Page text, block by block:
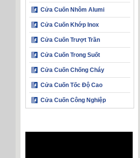
Cửa Cuốn Nhôm Alumi
Cửa Cuốn Khớp Inox
Cửa Cuốn Trượt Trần
Cửa Cuốn Trong Suốt
Cửa Cuốn Chống Cháy
Cửa Cuốn Tốc Độ Cao
Cửa Cuốn Công Nghiệp